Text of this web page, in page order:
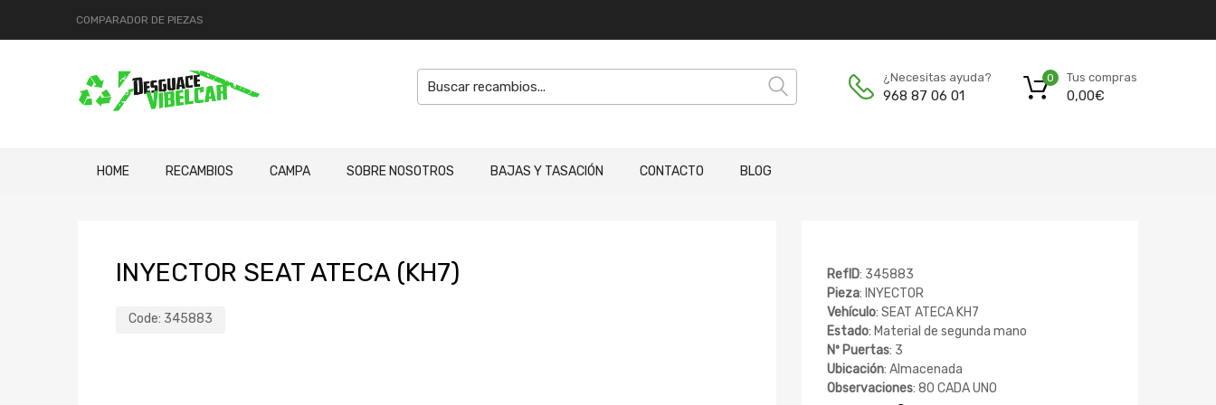
COMPARADOR DE PIEZAS
¿Necesitas ayuda?
968 87 06 01
Tus compras
0,00€
0
HOME RECAMBIOS CAMPA SOBRE NOSOTROS BAJAS Y TASACIÓN CONTACTO BLOG
INYECTOR SEAT ATECA (KH7)
Code: 345883
RefID: 345883
Pieza: INYECTOR
Vehículo: SEAT ATECA KH7
Estado: Material de segunda mano
Nº Puertas: 3
Ubicación: Almacenada
Observaciones: 80 CADA UNO